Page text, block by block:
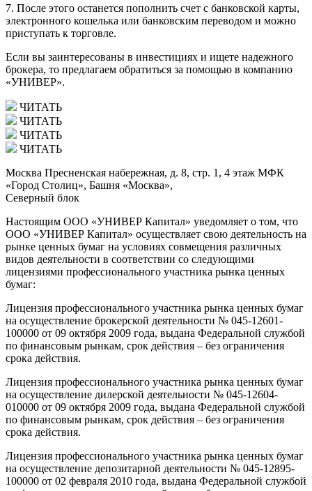
7. После этого останется пополнить счет с банковской карты,
электронного кошелька или банковским переводом и можно
приступать к торговле.
Если вы заинтересованы в инвестициях и ищете надежного
брокера, то предлагаем обратиться за помощью в компанию
«УНИВЕР».
ЧИТАТЬ
ЧИТАТЬ
ЧИТАТЬ
ЧИТАТЬ
Москва Пресненская набережная, д. 8, стр. 1, 4 этаж МФК
«Город Столиц», Башня «Москва»,
Северный блок
Настоящим ООО «УНИВЕР Капитал» уведомляет о том, что
ООО «УНИВЕР Капитал» осуществляет свою деятельность на
рынке ценных бумаг на условиях совмещения различных
видов деятельности в соответствии со следующими
лицензиями профессионального участника рынка ценных
бумаг:
Лицензия профессионального участника рынка ценных бумаг
на осуществление брокерской деятельности № 045-12601-
100000 от 09 октября 2009 года, выдана Федеральной службой
по финансовым рынкам, срок действия – без ограничения
срока действия.
Лицензия профессионального участника рынка ценных бумаг
на осуществление дилерской деятельности № 045-12604-
010000 от 09 октября 2009 года, выдана Федеральной службой
по финансовым рынкам, срок действия – без ограничения
срока действия.
Лицензия профессионального участника рынка ценных бумаг
на осуществление депозитарной деятельности № 045-12895-
100000 от 02 февраля 2010 года, выдана Федеральной службой